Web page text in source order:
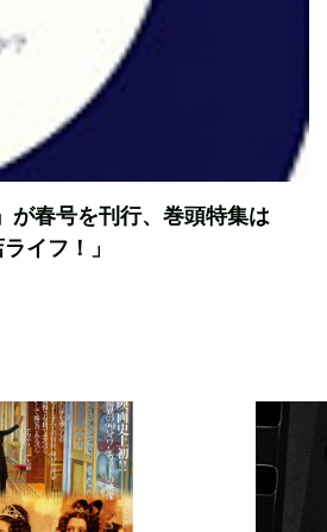
が春号を刊行、巻頭特集は
イフ！」